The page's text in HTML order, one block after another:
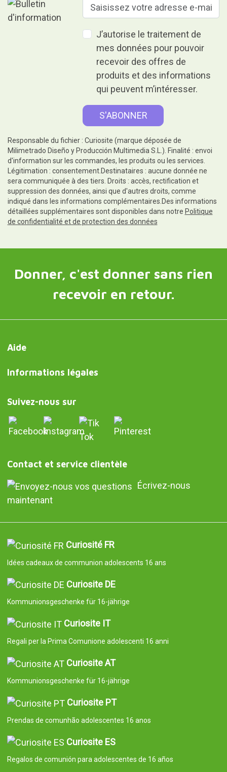
J’autorise le traitement de
mes données pour pouvoir
recevoir des offres de
produits et des informations
qui peuvent m’intéresser.
Responsable du fichier : Curiosite (marque déposée de
Milimetrado Diseño y Producción Multimedia S.L.). Finalité : envoi
d'information sur les commandes, les produits ou les services.
Légitimation : consentement.Destinataires : aucune donnée ne
sera communiquée à des tiers. Droits : accès, rectification et
suppression des données, ainsi que d'autres droits, comme
indiqué dans les informations complémentaires.Des informations
détaillées supplémentaires sont disponibles dans notre Politique
de confidentialité et de protection des données
Donner, c'est donner sans rien
recevoir en retour.
Aide
Informations légales
Suivez-nous sur
Contact et service clientèle
Écrivez-nous
maintenant
Curiosité FR
Idées cadeaux de communion adolescents 16 ans
Curiosite DE
Kommunionsgeschenke für 16-jährige
Curiosite IT
Regali per la Prima Comunione adolescenti 16 anni
Curiosite AT
Kommunionsgeschenke für 16-jährige
Curiosite PT
Prendas de comunhão adolescentes 16 anos
Curiosite ES
Regalos de comunión para adolescentes de 16 años